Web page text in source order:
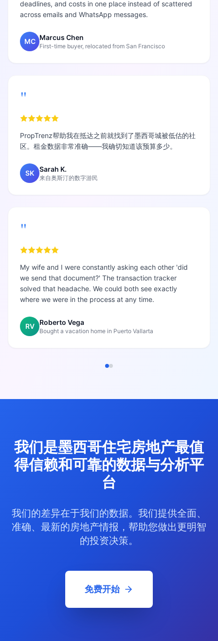
deadlines, and costs in one place instead of scattered
across emails and WhatsApp messages.
MC Marcus Chen
First-time buyer, relocated from San Francisco
"
PropTrenz帮助我在抵达之前就找到了墨西哥城被低估的社
区。租金数据非常准确——我确切知道该预算多少。
SK Sarah K.
来自奥斯汀的数字游民
"
My wife and I were constantly asking each other 'did
we send that document?' The transaction tracker
solved that headache. We could both see exactly
where we were in the process at any time.
RV Roberto Vega
Bought a vacation home in Puerto Vallarta
我们是墨西哥住宅房地产最值
得信赖和可靠的数据与分析平
台
我们的差异在于我们的数据。我们提供全面、
准确、最新的房地产情报，帮助您做出更明智
的投资决策。
免费开始